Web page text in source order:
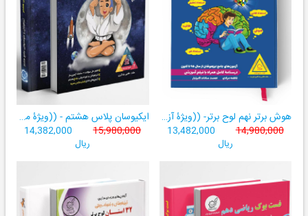
هوش برتر نهم لوح برتر- ((ویژۀ آزمون تیزهوشان پایۀ نهم+ فیلم آموزشی + سامانۀ آزمون‌ساز رایگان))
14,980,000
13,482,000
ریال
ایکیوسان پلاس هشتم - ((ویژۀ مدارس نمونه دولتی، تیزهوشان و سمپاد+ فیلم‌های آموزشی+سامانۀ آزمون‌ساز رایگان))
15,980,000
14,382,000
ریال